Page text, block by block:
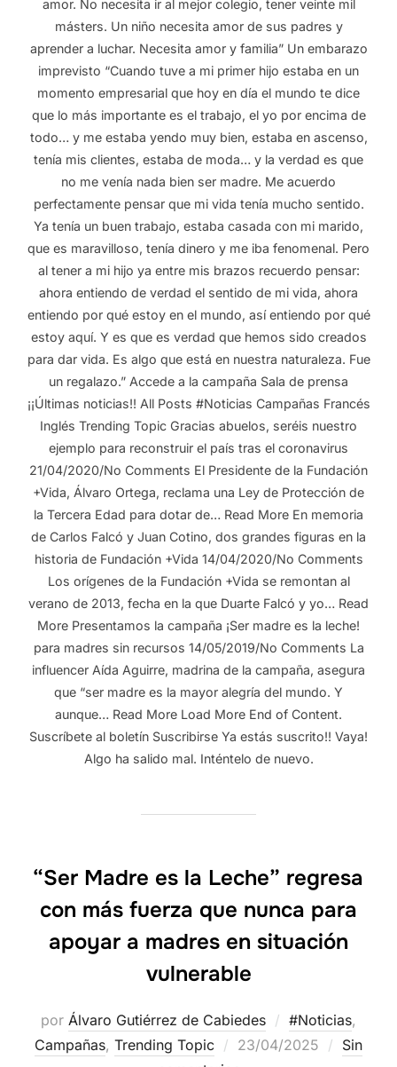
amor. No necesita ir al mejor colegio, tener veinte mil
másters. Un niño necesita amor de sus padres y
aprender a luchar. Necesita amor y familia” Un embarazo
imprevisto “Cuando tuve a mi primer hijo estaba en un
momento empresarial que hoy en día el mundo te dice
que lo más importante es el trabajo, el yo por encima de
todo… y me estaba yendo muy bien, estaba en ascenso,
tenía mis clientes, estaba de moda… y la verdad es que
no me venía nada bien ser madre. Me acuerdo
perfectamente pensar que mi vida tenía mucho sentido.
Ya tenía un buen trabajo, estaba casada con mi marido,
que es maravilloso, tenía dinero y me iba fenomenal. Pero
al tener a mi hijo ya entre mis brazos recuerdo pensar:
ahora entiendo de verdad el sentido de mi vida, ahora
entiendo por qué estoy en el mundo, así entiendo por qué
estoy aquí. Y es que es verdad que hemos sido creados
para dar vida. Es algo que está en nuestra naturaleza. Fue
un regalazo.” Accede a la campaña Sala de prensa
¡¡Últimas noticias!! All Posts #Noticias Campañas Francés
Inglés Trending Topic Gracias abuelos, seréis nuestro
ejemplo para reconstruir el país tras el coronavirus
21/04/2020/No Comments El Presidente de la Fundación
+Vida, Álvaro Ortega, reclama una Ley de Protección de
la Tercera Edad para dotar de… Read More En memoria
de Carlos Falcó y Juan Cotino, dos grandes figuras en la
historia de Fundación +Vida 14/04/2020/No Comments
Los orígenes de la Fundación +Vida se remontan al
verano de 2013, fecha en la que Duarte Falcó y yo… Read
More Presentamos la campaña ¡Ser madre es la leche!
para madres sin recursos 14/05/2019/No Comments La
influencer Aída Aguirre, madrina de la campaña, asegura
que “ser madre es la mayor alegría del mundo. Y
aunque… Read More Load More End of Content.
Suscríbete al boletín Suscribirse Ya estás suscrito!! Vaya!
Algo ha salido mal. Inténtelo de nuevo.
“Ser Madre es la Leche” regresa
con más fuerza que nunca para
apoyar a madres en situación
vulnerable
por Álvaro Gutiérrez de Cabiedes #Noticias,
Campañas, Trending Topic 23/04/2025
Sin